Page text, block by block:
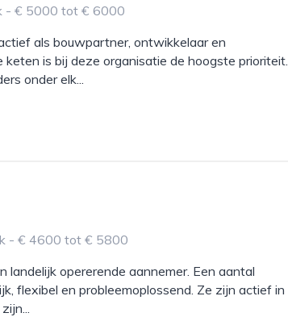
- € 5000 tot € 6000
als bouwpartner, ontwikkelaar en
is bij deze organisatie de hoogste prioriteit.
onder elk...
- € 4600 tot € 5800
opererende aannemer. Een aantal
flexibel en probleemoplossend. Ze zijn actief in